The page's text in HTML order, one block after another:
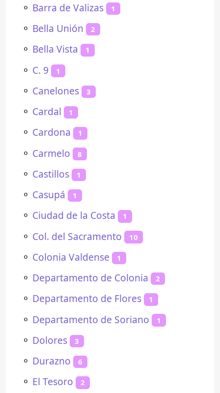
⚬ Barra de Valizas 1
⚬ Bella Unión 2
⚬ Bella Vista 1
⚬ C. 9 1
⚬ Canelones 3
⚬ Cardal 1
⚬ Cardona 1
⚬ Carmelo 8
⚬ Castillos 1
⚬ Casupá 1
⚬ Ciudad de la Costa 1
⚬ Col. del Sacramento 10
⚬ Colonia Valdense 1
⚬ Departamento de Colonia 2
⚬ Departamento de Flores 1
⚬ Departamento de Soriano 1
⚬ Dolores 3
⚬ Durazno 6
⚬ El Tesoro 2